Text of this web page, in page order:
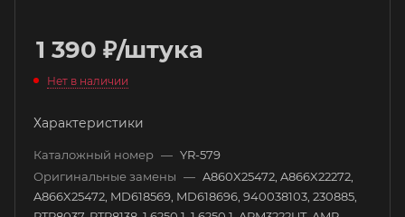
1 390 ₽/штука
Нет в наличии
Характеристики
Каталожный номер — YR-579
Оригинальные замены — A860X25472, A866X22272,
A866X25472, MD618569, MD618696, 940038103, 230885,